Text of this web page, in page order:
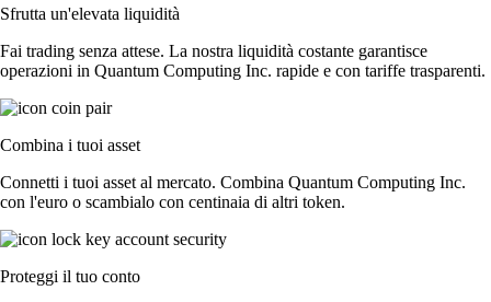
Sfrutta un'elevata liquidità
Fai trading senza attese. La nostra liquidità costante garantisce
operazioni in Quantum Computing Inc. rapide e con tariffe trasparenti.
Combina i tuoi asset
Connetti i tuoi asset al mercato. Combina Quantum Computing Inc.
con l'euro o scambialo con centinaia di altri token.
Proteggi il tuo conto